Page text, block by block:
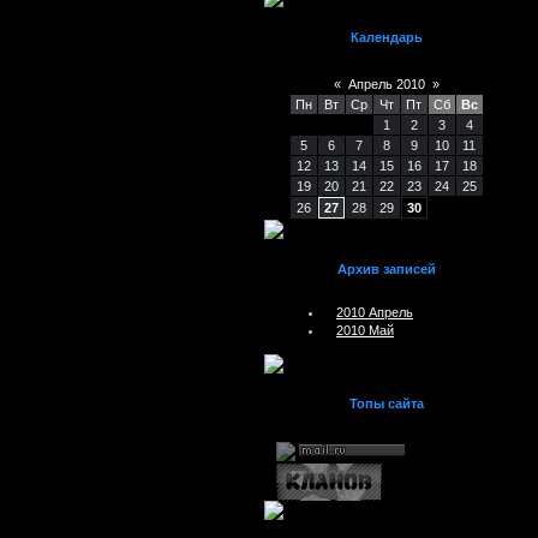
Календарь
« Апрель 2010 »
Пн
Вт Ср Чт Пт Сб
Вс
1
2 3
4
5
6 7 8 9 10
11
12
13 14 15 16 17
18
19
20 21 22 23 24
25
26
27 28 29 30
Архив записей
2010 Апрель
2010 Май
Топы сайта